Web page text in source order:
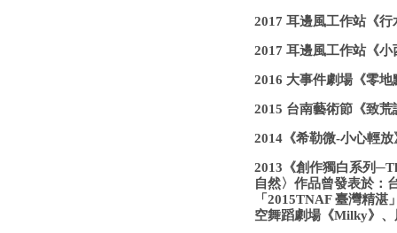
2017 耳邊風工作站《
2017 耳邊風工作站《
2016 大事件劇場《零地
2015 台南藝術節《致
2014《希勒微-小心輕
2013《創作獨白系列
自然〉作品曾發表於：
「2015TNAF 臺灣精
空舞蹈劇場《Milky》、